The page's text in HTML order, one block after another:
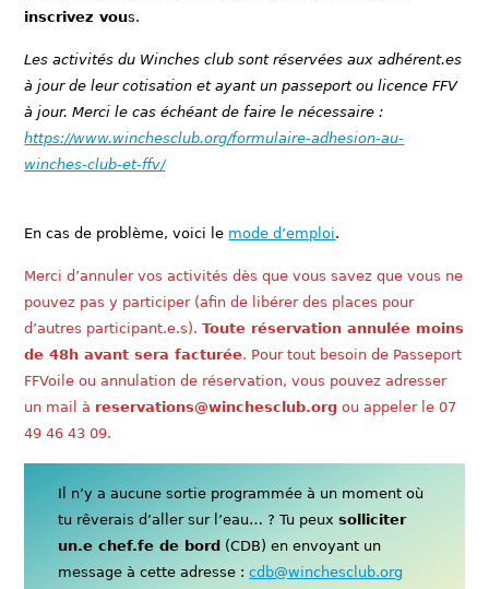
inscrivez vous.
Les activités du Winches club sont réservées aux adhérent.es
à jour de leur cotisation et ayant un passeport ou licence FFV
à jour. Merci le cas échéant de faire le nécessaire :
https://www.winchesclub.org/formulaire-adhesion-au-
winches-club-et-ffv/
En cas de problème, voici le mode d’emploi.
Merci d’annuler vos activités dès que vous savez que vous ne
pouvez pas y participer (afin de libérer des places pour
d’autres participant.e.s).Toute réservation annulée moins
de 48h avant sera facturée. Pour tout besoin de Passeport
FFVoile ou annulation de réservation, vous pouvez adresser
un mail à reservations@winchesclub.org ou appeler le 07
49 46 43 09.
Il n’y a aucune sortie programmée à un moment où
tu rêverais d’aller sur l’eau… ? Tu peuxsolliciter
un.e chef.fe de bord (CDB) en envoyant un
message à cette adresse :cdb@winchesclub.org